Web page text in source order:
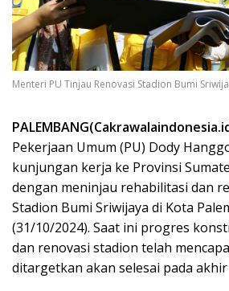
Menteri PU Tinjau Renovasi Stadion Bumi
Pekerjaan Umum (PU) Dody
kunjungan kerja ke Provinsi
dengan meninjau rehabilitasi dan
Stadion Bumi Sriwijaya di Kota
(31/10/2024). Saat ini progres
dan renovasi stadion telah
ditargetkan akan selesai pada